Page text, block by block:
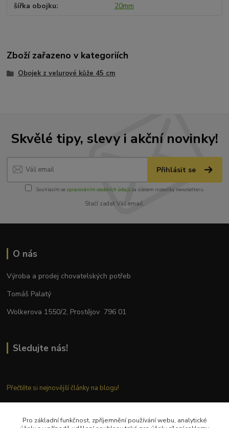
šířka obojku 20mm
Zboží zařazeno v kategoriích
Obojek z velurové kůže 45 cm
Skvělé tipy, slevy i akční novinky!
Přihlásit se
Souhlasím se zpracováním osobních údajůza účelem rozesílky newsletteru.
Stačí zadat Váš email.
O nás
Výroba a prodej chovatelských potřeb
Tomáš Palatý
Wolkerova 1550/2, Prostějov 796 01
Sledujte nás!
Přečtěte si nejnovější články na blogu!
Kontaktujte nás
Pro základní funkčnost, zpříjemnění používání webu, analytické